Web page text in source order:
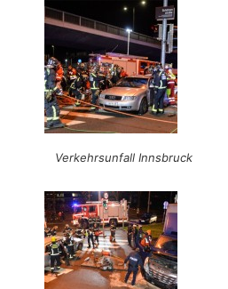
Verkehrsunfall Innsbruck